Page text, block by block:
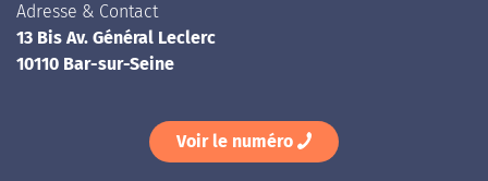
Adresse & Contact
13 Bis Av. Général Leclerc
10110 Bar-sur-Seine
Voir le numéro